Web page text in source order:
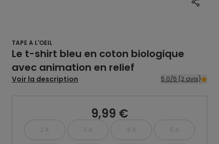
TAPE A L'OEIL
Le t-shirt bleu en coton biologique
avec animation en relief
Voir la description 5.0/5 (2 avis)
9,99 €
2 A 3 A 4 A 5 A